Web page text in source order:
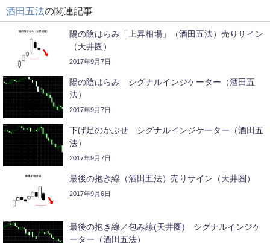
酒田五法の関連記事
陽の陰はらみ「上昇相場」（酒田五法）売りサイン
（天井圏）
2017年9月7日
陽の陰はらみ シグナルインジケーター（酒田五
法）
2017年9月7日
下げ足のかぶせ シグナルインジケーター（酒田五
法）
2017年9月7日
最後の抱き線（酒田五法）売りサイン（天井圏）
2017年9月6日
最後の抱き線／包み線(天井圏) シグナルインジケ
ーター（酒田五法）